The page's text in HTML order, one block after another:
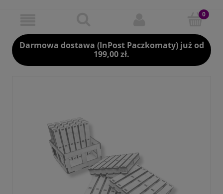
Darmowa dostawa (InPost Paczkomaty) już od
199,00 zł.